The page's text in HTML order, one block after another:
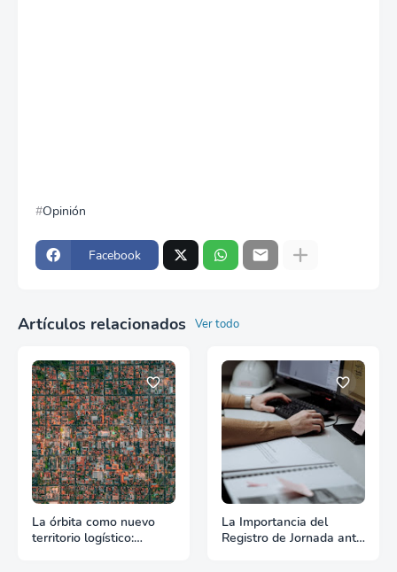
Opinión
Facebook
Artículos relacionados Ver todo
La órbita como nuevo
territorio logístico:
La Importancia del
Registro de Jornada ante